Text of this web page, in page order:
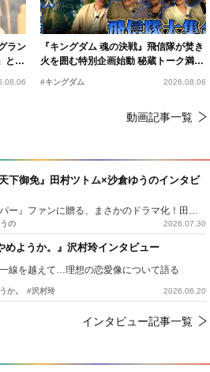
ラン
と同
『キングダム 魂の決戦』飛信隊が焚き
火を囲む特別企画始動 秘蔵トーク満載
の“キングダムキャンプ”開催
#キングダム 2026.08.06
動画記事一覧
下御免』田村ツトム×沙倉ゆうのインタビ
『侍タイムスリッパー』ファンに贈る、まさかのドラマ化！田村ツトム×沙倉ゆうのが語る『心配無用ノ介』撮影秘話
の 2026.07.30
めようか。』沢村玲インタビュー
線を越えて…理想の恋愛像について語る
か。 #沢村玲 2026.06.20
インタビュー記事一覧